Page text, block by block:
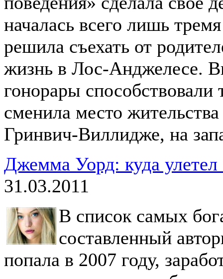
началась всего лишь
решила съехать от
жизнь в Лос-Анджелесе.
гонорары способствовали
сменила место
Гринвич-Виллидже, на
Джемма Уорд: куда
31.03.2011
В список самых
составленный
попала в 2007 году,